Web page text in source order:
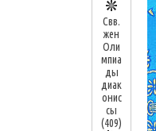
Свв.
жен
Оли
мпиа
ды
диак
онис
сы
(409)